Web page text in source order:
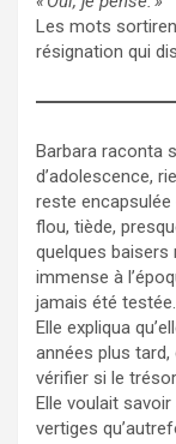
Les mots
résignation qui
Barbara raconta
d’adolescence,
reste
flou, tiède,
quelques
immense à
jamais été testée.
Elle expliqua
années plus
vérifier si le
Elle voulait
vertiges